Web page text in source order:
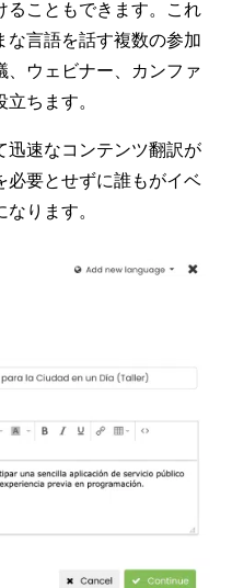
ることもできます。これ
な言語を話す複数の参加
、ウェビナー、カンファ
立ちます。
迅速なコンテンツ翻訳が
必要とせずに誰もがイベ
ります。